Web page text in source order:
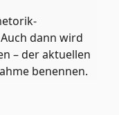
dann wird
– der aktuellen
benennen.